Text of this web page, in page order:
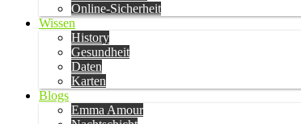
Online-Sicherheit
Wissen
History
Gesundheit
Daten
Karten
Blogs
Emma Amour